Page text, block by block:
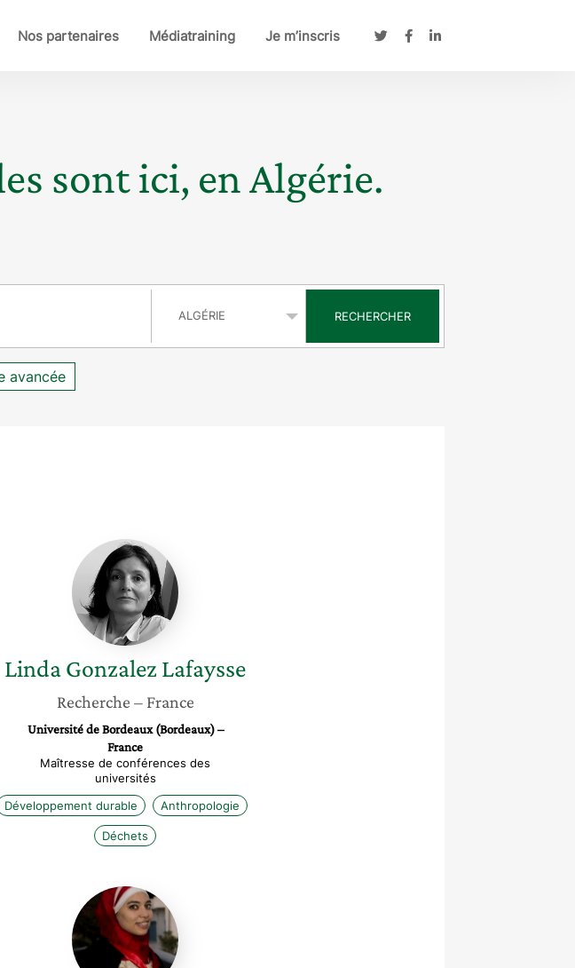
Nos partenaires Médiatraining Je m’inscris
sont ici, en Algérie.
RECHERCHER
avancée
Linda
Gonzalez
Lafaysse
LindaGonzalez Lafaysse
Recherche – France
Université de Bordeaux (Bordeaux) –
France
Maîtresse de conférences des
universités
Développement durable
Anthropologie
Déchets
Fida
Kallel